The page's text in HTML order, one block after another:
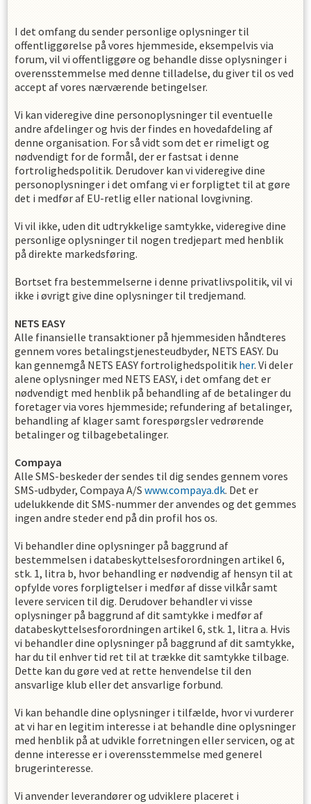
I det omfang du sender personlige oplysninger til
offentliggørelse på vores hjemmeside, eksempelvis via
forum, vil vi offentliggøre og behandle disse oplysninger i
overensstemmelse med denne tilladelse, du giver til os ved
accept af vores nærværende betingelser.
Vi kan videregive dine personoplysninger til eventuelle
andre afdelinger og hvis der findes en hovedafdeling af
denne organisation. For så vidt som det er rimeligt og
nødvendigt for de formål, der er fastsat i denne
fortrolighedspolitik. Derudover kan vi videregive dine
personoplysninger i det omfang vi er forpligtet til at gøre
det i medfør af EU-retlig eller national lovgivning.
Vi vil ikke, uden dit udtrykkelige samtykke, videregive dine
personlige oplysninger til nogen tredjepart med henblik
på direkte markedsføring.
Bortset fra bestemmelserne i denne privatlivspolitik, vil vi
ikke i øvrigt give dine oplysninger til tredjemand.
NETS EASY
Alle finansielle transaktioner på hjemmesiden håndteres
gennem vores betalingstjenesteudbyder, NETS EASY. Du
kan gennemgå NETS EASY fortrolighedspolitik her. Vi deler
alene oplysninger med NETS EASY, i det omfang det er
nødvendigt med henblik på behandling af de betalinger du
foretager via vores hjemmeside; refundering af betalinger,
behandling af klager samt forespørgsler vedrørende
betalinger og tilbagebetalinger.
Compaya
Alle SMS-beskeder der sendes til dig sendes gennem vores
SMS-udbyder, Compaya A/S www.compaya.dk. Det er
udelukkende dit SMS-nummer der anvendes og det gemmes
ingen andre steder end på din profil hos os.
Vi behandler dine oplysninger på baggrund af
bestemmelsen i databeskyttelsesforordningen artikel 6,
stk. 1, litra b, hvor behandling er nødvendig af hensyn til at
opfylde vores forpligtelser i medfør af disse vilkår samt
levere servicen til dig. Derudover behandler vi visse
oplysninger på baggrund af dit samtykke i medfør af
databeskyttelsesforordningen artikel 6, stk. 1, litra a. Hvis
vi behandler dine oplysninger på baggrund af dit samtykke,
har du til enhver tid ret til at trække dit samtykke tilbage.
Dette kan du gøre ved at rette henvendelse til den
ansvarlige klub eller det ansvarlige forbund.
Vi kan behandle dine oplysninger i tilfælde, hvor vi vurderer
at vi har en legitim interesse i at behandle dine oplysninger
med henblik på at udvikle forretningen eller servicen, og at
denne interesse er i overensstemmelse med generel
brugerinteresse.
Vi anvender leverandører og udviklere placeret i